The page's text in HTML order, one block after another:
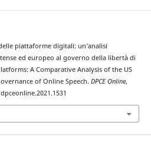
piattaforme digitali: un’analisi
ed europeo al governo della libertà di
A Comparative Analysis of the US
of Online Speech. DPCE Online,